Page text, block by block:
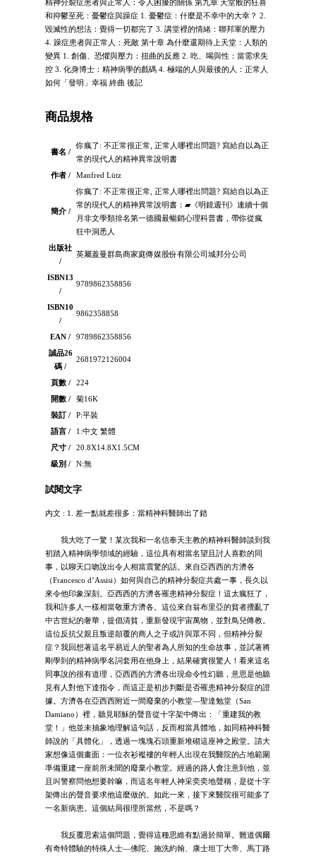
精神分裂症患者與正常人：令人困擾的關係 第九章 天堂般的狂喜
和抑鬱至死：憂鬱症與躁症 1. 憂鬱症：什麼是不幸中的大幸？ 2.
毀滅性的想法：覺得一切都完了 3. 講堂裡的情緒：聯邦軍的壓力
4. 躁症患者與正常人：死敵 第十章 為什麼還期待上天堂：人類的
變異 1. 創傷、恐懼與壓力：扭曲的反應 2. 吃、喝與性：當需求失
控 3. 化身博士：精神病學的戲碼 4. 極端的人與最後的人：正常人
如何「發明」幸福 終曲 後記
商品規格
書名 /
你瘋了: 不正常很正常, 正常人哪裡出問題? 寫給自以為正
常的現代人的精神異常說明書
作者 /
Manfred Lütz
簡介 /
你瘋了: 不正常很正常, 正常人哪裡出問題? 寫給自以為正
常的現代人的精神異常說明書：▰《明鏡週刊》連續十個
月非文學類排名第一德國最暢銷心理科普書，帶你從瘋
狂中洞悉人
出版社
/
英屬蓋曼群島商家庭傳媒股份有限公司城邦分公司
ISBN13
/
9789862358856
ISBN10
/
9862358858
EAN /
9789862358856
誠品26
碼 /
2681972126004
頁數 /
224
開數 /
菊16K
裝訂 /
P:平裝
語言 /
1:中文 繁體
尺寸 /
20.8X14.8X1.5CM
級別 /
N:無
試閱文字
內文 : 1. 差一點就差很多：當精神科醫師出了錯
我大吃了一驚！某次我和一名信奉天主教的精神科醫師談到我
初踏入精神病學領域的經驗，這位具有相當名望且討人喜歡的同
事，以聊天口吻說出令人相當震驚的話。來自亞西西的方濟各
（Francesco d’Assisi）如何與自己的精神分裂症共處一事，長久以
來令他印象深刻。亞西西的方濟各罹患精神分裂症！這太瘋狂了，
我和許多人一樣相當敬重方濟各。這位來自翁布里亞的貧者攪亂了
中古世紀的奢華，提倡清貧，重新發現宇宙萬物，並對鳥兒傳教。
這位反抗父親且叛逆顛覆的商人之子或許與眾不同，但精神分裂
症？我回想著這名平易近人的聖者為人所知的生命故事，並試著將
剛學到的精神病學名詞套用在他身上，結果確實很驚人！看來這名
同事說的很有道理，亞西西的方濟各出現命令性幻聽，意思是他聽
見有人對他下達指令，而這正是初步判斷是否罹患精神分裂症的證
據。方濟各在亞西西附近一間廢棄的小教堂—聖達勉堂（San
Damiano）裡，聽見耶穌的聲音從十字架中傳出：「重建我的教
堂！」他並未抽象地理解這句話，反而相當具體地，如同精神科醫
師說的「具體化」，透過一塊塊石頭重新堆砌這座神之殿堂。請大
家想像這個畫面：一位衣衫襤褸的年輕人出現在我醫院的占地範圍
準備重建一座前所未聞的廢棄小教堂。經過的路人會注意到他，並
且叫警察問他想要幹嘛，而這名年輕人神采奕奕地聲稱，是從十字
架傳出的聲音要求他這麼做的。如此一來，接下來醫院很可能多了
一名新病患。這個結局很理所當然，不是嗎？
我反覆思索這個問題，覺得這種思維有點過於簡單。難道偶爾
有奇特體驗的特殊人士—佛陀、施洗約翰、康士坦丁大帝、馬丁路